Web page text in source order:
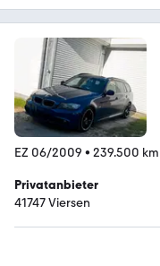
EZ 06/2009 • 239.500 km
Privatanbieter
41747 Viersen